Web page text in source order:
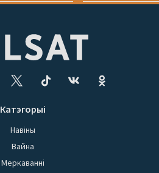
Катэгорыі
Навіны
Вайна
Меркаванні